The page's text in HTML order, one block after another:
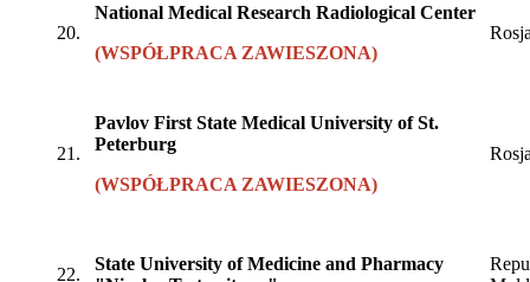
20.
National Medical Research Radiological Center
(WSPÓŁPRACA ZAWIESZONA)
21.
Pavlov First State Medical University of St.
Peterburg
(WSPÓŁPRACA ZAWIESZONA)
22.
State University of Medicine and Pharmacy